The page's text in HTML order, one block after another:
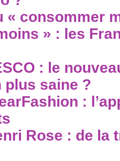
« consommer
» : les
: le
plus saine ?
:
Rose : de la